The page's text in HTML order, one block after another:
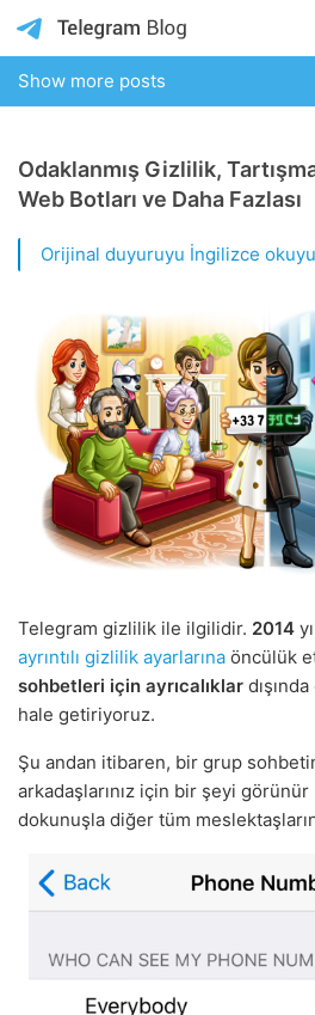
Show more posts
Odaklanmış Gizlilik,
Web Botları ve Daha Fazlası
Orijinal duyuruyu İngilizce
Telegram gizlilik ile ilgilidir. 2014
ayrıntılı gizlilik ayarlarına öncülük
sohbetleri için ayrıcalıklar
hale getiriyoruz.
Şu andan itibaren, bir grup
arkadaşlarınız için bir şeyi görünür
dokunuşla diğer tüm